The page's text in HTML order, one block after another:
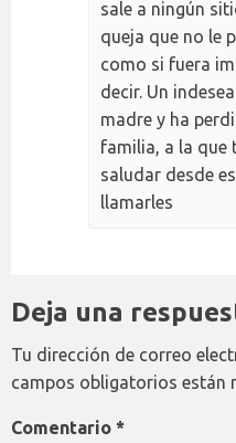
sale a ningún
queja que no le
como si fuera
decir. Un
madre y ha
familia, a la que
saludar desde
llamarles
Deja una
Tu dirección de correo
campos obligatorios están
Comentario *